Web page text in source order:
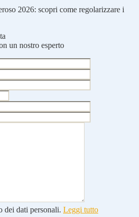
2026: scopri come regolarizzare i
un nostro esperto
dei dati personali. Leggi tutto